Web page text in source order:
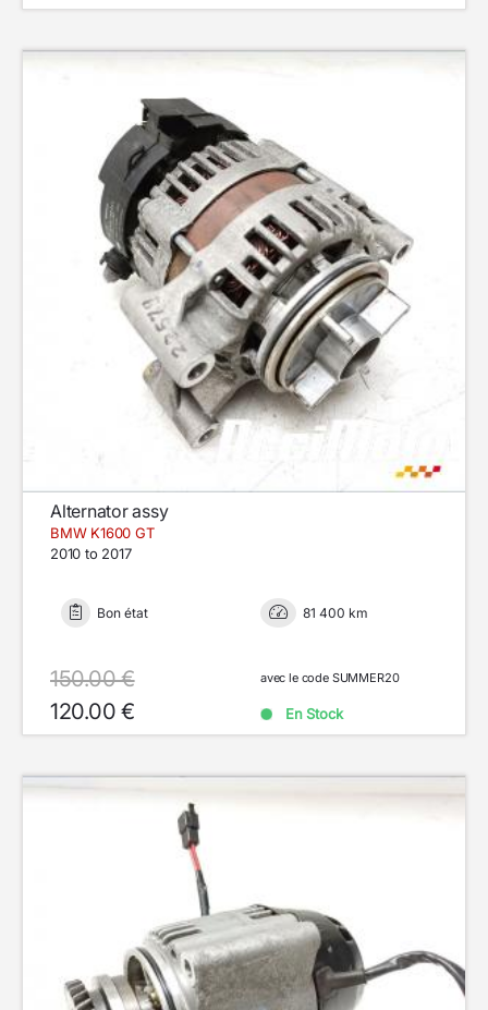
Alternator assy
BMW K1600 GT
2010 to 2017
Bon état 81 400 km
150.00 €
120.00 €
avec le code SUMMER20
En Stock